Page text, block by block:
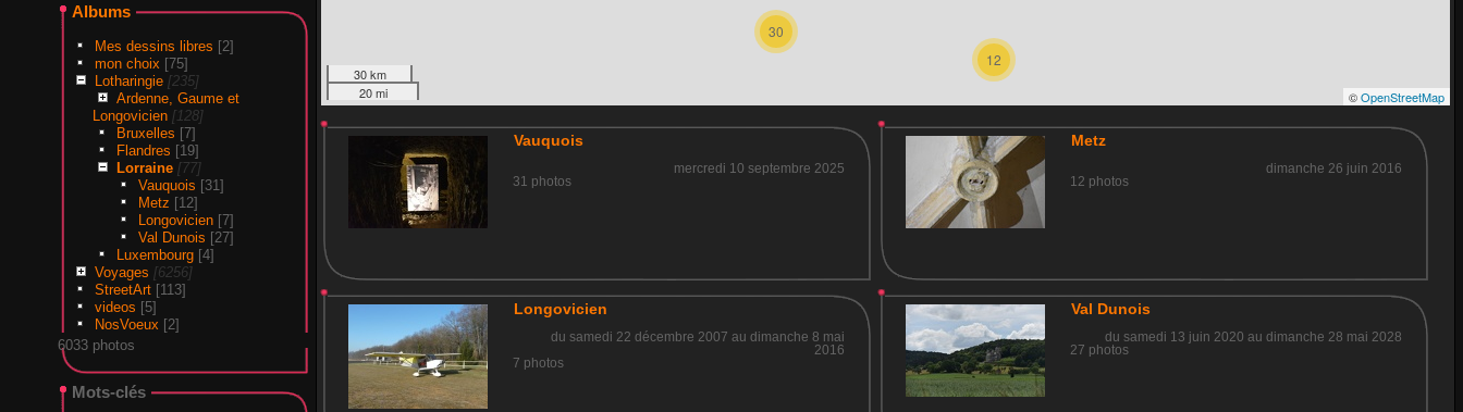
Albums
Mes dessins libres [2]
mon choix [75]
Lotharingie[235]
Ardenne, Gaume et
Longovicien[128]
Bruxelles [7]
Flandres [19]
Lorraine[77]
Vauquois [31]
Metz [12]
Longovicien[7]
Val Dunois [27]
Luxembourg[4]
Voyages [6256]
StreetArt[113]
videos [5]
NosVoeux [2]
6033 photos
Mots-clés
12
30
30 km
20 mi
©OpenStreetMap
Vauquois
mercredi 10 septembre 2025
31 photos
Metz
dimanche 26 juin 2016
12 photos
Longovicien
du samedi 22 décembre 2007 au dimanche 8 mai
2016
7 photos
Val Dunois
du samedi 13 juin 2020 au dimanche 28 mai 2028
27 photos